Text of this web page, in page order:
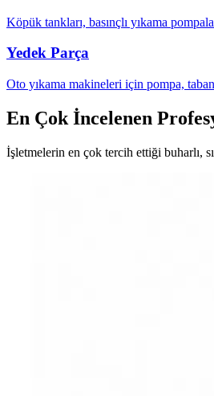
Köpük tankları, basınçlı yıkama
Yedek Parça
Oto yıkama makineleri için pompa,
En Çok İncelenen
İşletmelerin en çok tercih ettiği buharlı,